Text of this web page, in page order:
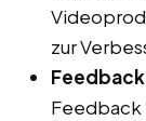
zur
Feedback